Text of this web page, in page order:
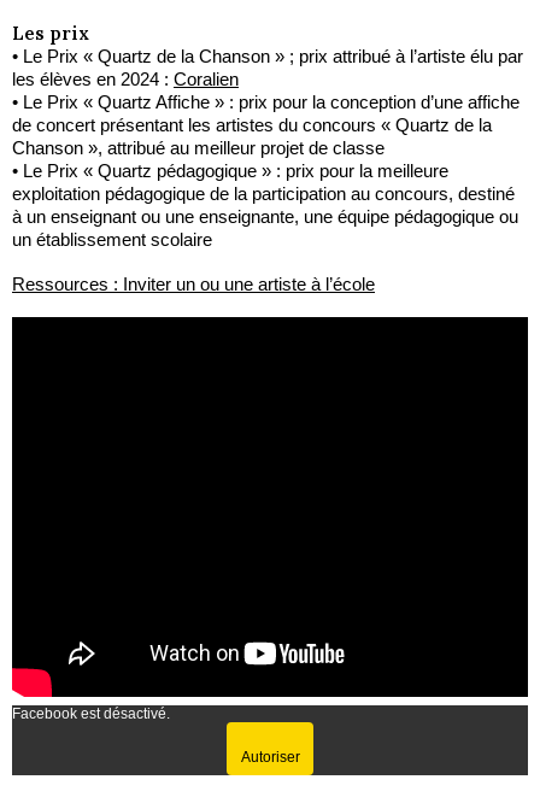
Les prix
• Le Prix « Quartz de la Chanson » ; prix attribué à l’artiste élu par
les élèves en 2024 : Coralien
• Le Prix « Quartz Affiche » : prix pour la conception d’une affiche
de concert présentant les artistes du concours « Quartz de la
Chanson », attribué au meilleur projet de classe
• Le Prix « Quartz pédagogique » : prix pour la meilleure
exploitation pédagogique de la participation au concours, destiné
à un enseignant ou une enseignante, une équipe pédagogique ou
un établissement scolaire
Ressources : Inviter un ou une artiste à l’école
Facebook est désactivé.
Autoriser